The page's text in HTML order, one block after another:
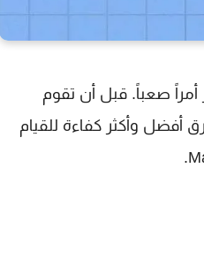
أمراً صعباً. قبل أن تقوم
أفضل وأكثر كفاءة للقيام